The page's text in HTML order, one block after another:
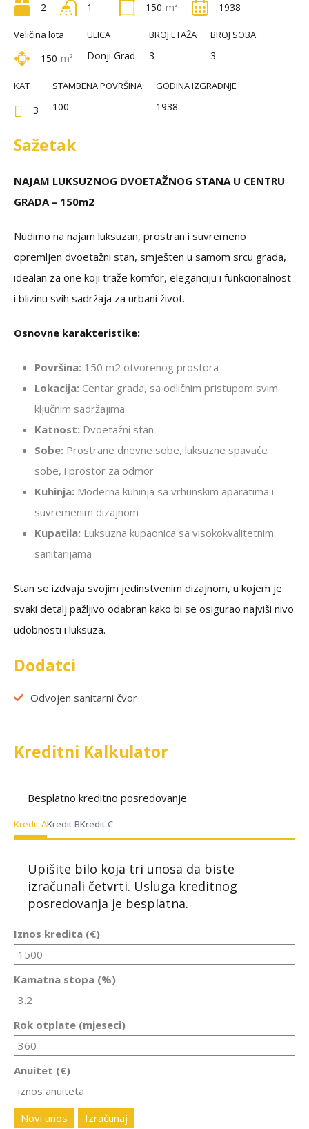
2 1 150 m² 1938
Veličina lota
150 m²
ULICA
Donji Grad
BROJ ETAŽA
3
BROJ SOBA
3
KAT
3
STAMBENA POVRŠINA
100
GODINA IZGRADNJE
1938
Sažetak
NAJAM LUKSUZNOG DVOETAŽNOG STANA U CENTRU
GRADA – 150m2
Nudimo na najam luksuzan, prostran i suvremeno
opremljen dvoetažni stan, smješten u samom srcu grada,
idealan za one koji traže komfor, eleganciju i funkcionalnost
i blizinu svih sadržaja za urbani život.
Osnovne karakteristike:
Površina: 150 m2 otvorenog prostora
Lokacija: Centar grada, sa odličnim pristupom svim
ključnim sadržajima
Katnost: Dvoetažni stan
Sobe: Prostrane dnevne sobe, luksuzne spavaće
sobe, i prostor za odmor
Kuhinja: Moderna kuhinja sa vrhunskim aparatima i
suvremenim dizajnom
Kupatila: Luksuzna kupaonica sa visokokvalitetnim
sanitarijama
Stan se izdvaja svojim jedinstvenim dizajnom, u kojem je
svaki detalj pažljivo odabran kako bi se osigurao najviši nivo
udobnosti i luksuza.
Dodatci
Odvojen sanitarni čvor
Kreditni Kalkulator
Besplatno kreditno posredovanje
Kredit AKredit BKredit C
Upišite bilo koja tri unosa da biste
izračunali četvrti. Usluga kreditnog
posredovanja je besplatna.
Iznos kredita (€)
Kamatna stopa (%)
Rok otplate (mjeseci)
Anuitet (€)
Novi unos Izračunaj